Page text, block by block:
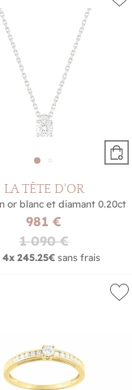
LA TÊTE D'OR
or blanc et diamant 0.20ct
981 €
1 090 €
4x 245.25€ sans frais